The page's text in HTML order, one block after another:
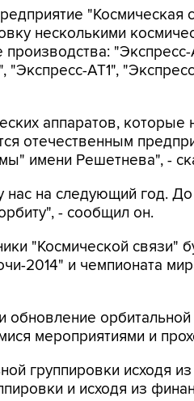
"Космическая
несколькими
производства:
АТ1",
аппаратов, которые
отечественным
имени Решетнева", -
на следующий год.
- сообщил он.
"Космической связи"
2014" и чемпионата
орбитальной
мероприятиями и
группировки исходя из
и исходя из